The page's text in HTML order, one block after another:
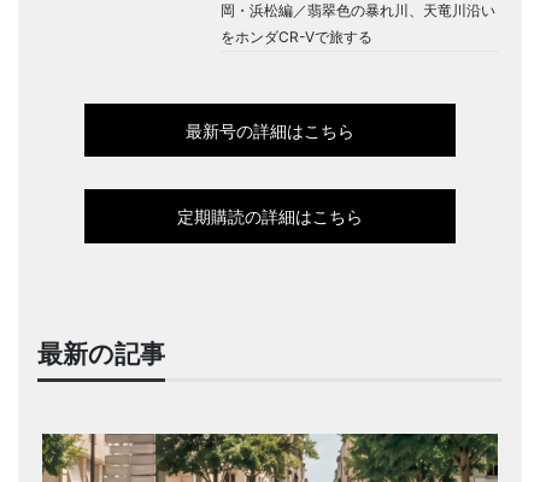
岡・浜松編／翡翠色の暴れ川、天竜川沿い
をホンダCR-Vで旅する
最新号の詳細はこちら
定期購読の詳細はこちら
最新の記事